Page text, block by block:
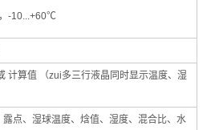
-10...+60℃
计算值 （zui多三行液晶同时显示温度、湿
露点、湿球温度、焓值、湿度、混合比、水